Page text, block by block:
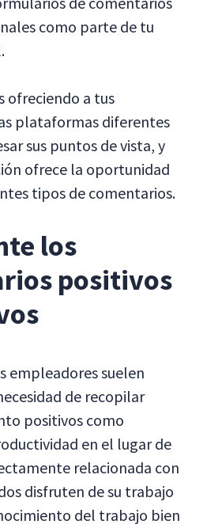
como parte de tu
ofreciendo a tus
plataformas diferentes
sus puntos de vista, y
ofrece la oportunidad
tipos de comentarios.
los
positivos
empleadores suelen
de recopilar
positivos como
en el lugar de
relacionada con
disfruten de su trabajo
del trabajo bien